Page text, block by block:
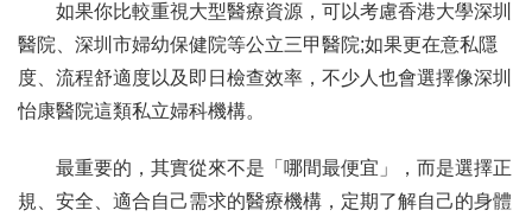
如果你比較重視大型醫療資源，可以考慮香港大學深圳
醫院、深圳市婦幼保健院等公立三甲醫院;如果更在意私隱
度、流程舒適度以及即日檢查效率，不少人也會選擇像深圳
怡康醫院這類私立婦科機構。
最重要的，其實從來不是「哪間最便宜」，而是選擇正
規、安全、適合自己需求的醫療機構，定期了解自己的身體